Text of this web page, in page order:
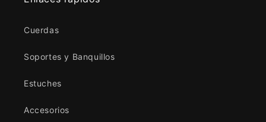
Cuerdas
Soportes y Banquillos
Estuches
Accesorios